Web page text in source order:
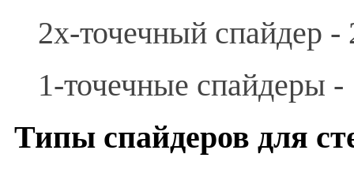
2х-точечный спайдер
1-точечные спайдеры
Типы спайдеров для